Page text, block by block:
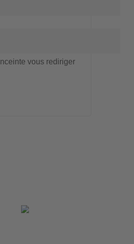
vous rediriger